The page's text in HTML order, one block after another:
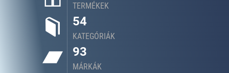
TERMÉKEK
54
KATEGÓRIÁK
93
MÁRKÁK